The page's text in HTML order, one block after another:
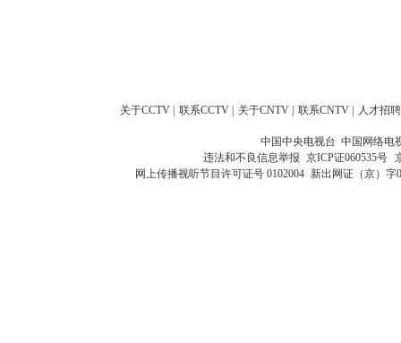
关于CCTV 联系CCTV 关于CNTV 联系CNTV 人才招聘
中国中央电视台 中国网络电
违法和不良信息举报 京ICP证060535号
网上传播视听节目许可证号 0102004 新出网证（京）